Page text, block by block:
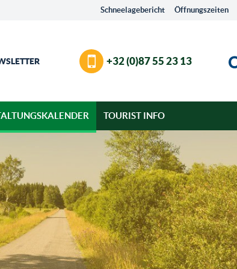
Schneelagebericht Öffnungszeiten
+32 (0)87 55 23 13
TOURIST INFO